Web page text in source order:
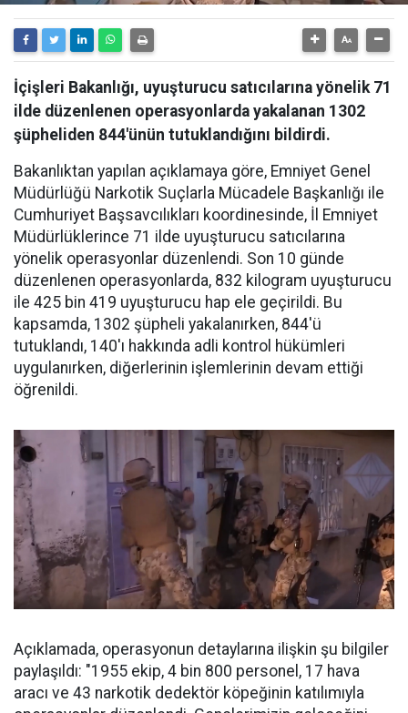
İçişleri Bakanlığı, uyuşturucu satıcılarına yönelik 71
ilde düzenlenen operasyonlarda yakalanan 1302
şüpheliden 844'ünün tutuklandığını bildirdi.
Bakanlıktan yapılan açıklamaya göre, Emniyet Genel
Müdürlüğü Narkotik Suçlarla Mücadele Başkanlığı ile
Cumhuriyet Başsavcılıkları koordinesinde, İl Emniyet
Müdürlüklerince 71 ilde uyuşturucu satıcılarına
yönelik operasyonlar düzenlendi. Son 10 günde
düzenlenen operasyonlarda, 832 kilogram uyuşturucu
ile 425 bin 419 uyuşturucu hap ele geçirildi. Bu
kapsamda, 1302 şüpheli yakalanırken, 844'ü
tutuklandı, 140'ı hakkında adli kontrol hükümleri
uygulanırken, diğerlerinin işlemlerinin devam ettiği
öğrenildi.
Açıklamada, operasyonun detaylarına ilişkin şu bilgiler
paylaşıldı: "1955 ekip, 4 bin 800 personel, 17 hava
aracı ve 43 narkotik dedektör köpeğinin katılımıyla